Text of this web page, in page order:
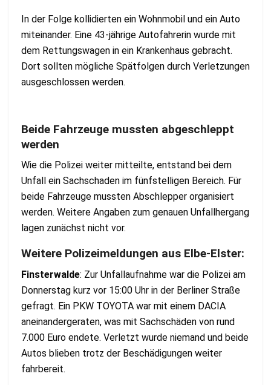
In der Folge kollidierten ein Wohnmobil und ein Auto
miteinander. Eine 43-jährige Autofahrerin wurde mit
dem Rettungswagen in ein Krankenhaus gebracht.
Dort sollten mögliche Spätfolgen durch Verletzungen
ausgeschlossen werden.
Beide Fahrzeuge mussten abgeschleppt
werden
Wie die Polizei weiter mitteilte, entstand bei dem
Unfall ein Sachschaden im fünfstelligen Bereich. Für
beide Fahrzeuge mussten Abschlepper organisiert
werden. Weitere Angaben zum genauen Unfallhergang
lagen zunächst nicht vor.
Weitere Polizeimeldungen aus Elbe-Elster:
Finsterwalde: Zur Unfallaufnahme war die Polizei am
Donnerstag kurz vor 15:00 Uhr in der Berliner Straße
gefragt. Ein PKW TOYOTA war mit einem DACIA
aneinandergeraten, was mit Sachschäden von rund
7.000 Euro endete. Verletzt wurde niemand und beide
Autos blieben trotz der Beschädigungen weiter
fahrbereit.